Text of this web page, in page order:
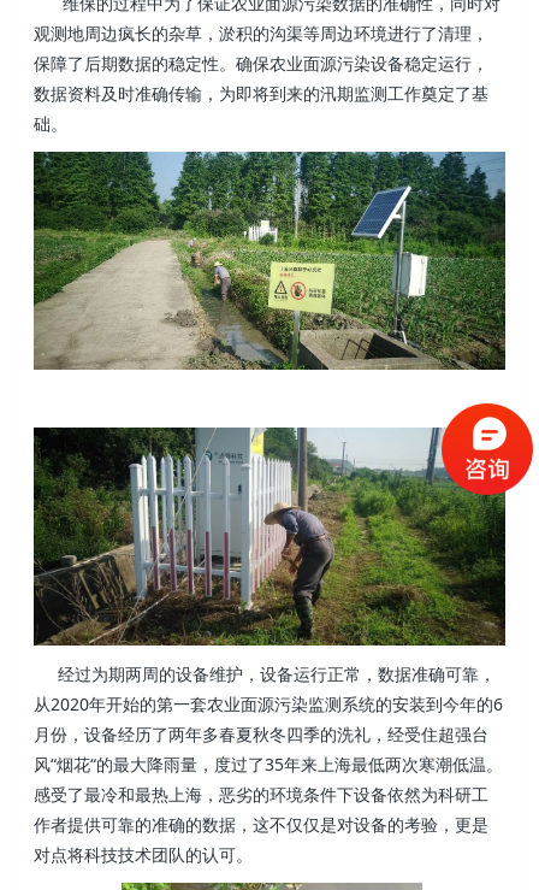
观测地周边疯长的杂草，淤积的沟渠等周边环境进行了清理，
保障了后期数据的稳定性。确保农业面源污染设备稳定运行，
数据资料及时准确传输，为即将到来的汛期监测工作奠定了基
础。
经过为期两周的设备维护，设备运行正常，数据准确可靠，
从2020年开始的第一套农业面源污染监测系统的安装到今年的6
月份，设备经历了两年多春夏秋冬四季的洗礼，经受住超强台
风“烟花“的最大降雨量，度过了35年来上海最低两次寒潮低温。
感受了最冷和最热上海，恶劣的环境条件下设备依然为科研工
作者提供可靠的准确的数据，这不仅仅是对设备的考验，更是
对点将科技技术团队的认可。